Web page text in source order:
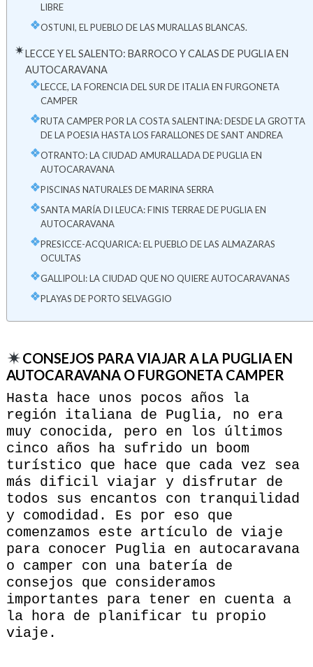
LIBRE
OSTUNI, EL PUEBLO DE LAS MURALLAS BLANCAS.
LECCE Y EL SALENTO: BARROCO Y CALAS DE PUGLIA EN
AUTOCARAVANA
LECCE, LA FORENCIA DEL SUR DE ITALIA EN FURGONETA
CAMPER
RUTA CAMPER POR LA COSTA SALENTINA: DESDE LA GROTTA
DE LA POESIA HASTA LOS FARALLONES DE SANT ANDREA
OTRANTO: LA CIUDAD AMURALLADA DE PUGLIA EN
AUTOCARAVANA
PISCINAS NATURALES DE MARINA SERRA
SANTA MARÍA DI LEUCA: FINIS TERRAE DE PUGLIA EN
AUTOCARAVANA
PRESICCE-ACQUARICA: EL PUEBLO DE LAS ALMAZARAS
OCULTAS
GALLIPOLI: LA CIUDAD QUE NO QUIERE AUTOCARAVANAS
PLAYAS DE PORTO SELVAGGIO
CONSEJOS PARA VIAJAR A LA PUGLIA EN
AUTOCARAVANA O FURGONETA CAMPER
Hasta hace unos pocos años la
región italiana de Puglia, no era
muy conocida, pero en los últimos
cinco años ha sufrido un boom
turístico que hace que cada vez sea
más dificil viajar y disfrutar de
todos sus encantos con tranquilidad
y comodidad. Es por eso que
comenzamos este artículo de viaje
para conocer Puglia en autocaravana
o camper con una batería de
consejos que consideramos
importantes para tener en cuenta a
la hora de planificar tu propio
viaje.